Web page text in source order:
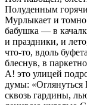
Полуденным
Мурлыкает и томно
бабушка — в
и праздники, и
что-то, вдоль
блеснув, в
А! это улицей
думы:
сквозь гардины,